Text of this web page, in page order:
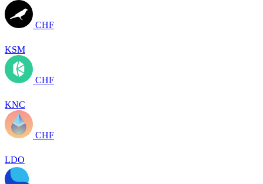
CHF
KSM
CHF
KNC
CHF
LDO